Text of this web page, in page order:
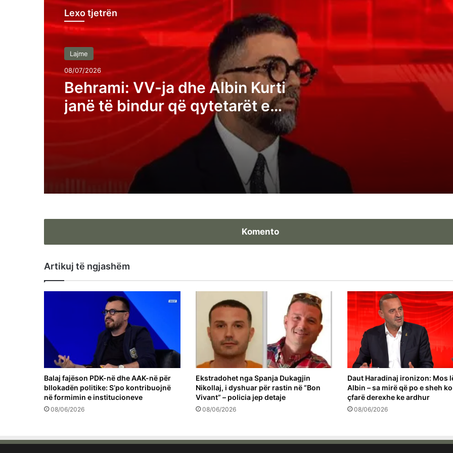
Lexo tjetrën
Lajme
08/07/2026
Behrami: VV-ja dhe Albin Kurti
janë të bindur që qytetarët e
Kosovës janë analfabetë
analfabetë funksionalë
Kryeziu e VV-së: Posti i presidentit nuk
duhet t’i takojë LDK-së
Pozhari: Albin Kurti duhet t’ia japë
presidentin opozitës, kështu tregohet
Ermal Sadiku: Asnjë parti nuk i ka fituar
deputetë, atëherë të kemi një
konsensual
Komento
Artikuj të ngjashëm
Balaj fajëson PDK-në dhe AAK-në për
bllokadën politike: S’po kontribuojnë
në formimin e institucioneve
08/06/2026
Ekstradohet nga Spanja Dukagjin
Nikollaj, i dyshuar për rastin në “Bon
Vivant” – policia jep detaje
08/06/2026
Daut Haradinaj ironizon: Mos
Albin – sa mirë që po e sheh
çfarë derexhe ke ardhur
08/06/2026